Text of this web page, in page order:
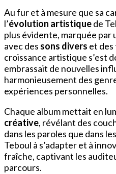
Au fur et à mesure que sa
l’évolution artistiquede
plus évidente, marquée par
avec des sons divers et des
croissance artistique s’est
embrassait de nouvelles
harmonieusement des
expériences personnelles.
Chaque album mettait en
créative, révélant des
dans les paroles que dans
Teboul à s’adapter et à
fraîche, captivant les
parcours.